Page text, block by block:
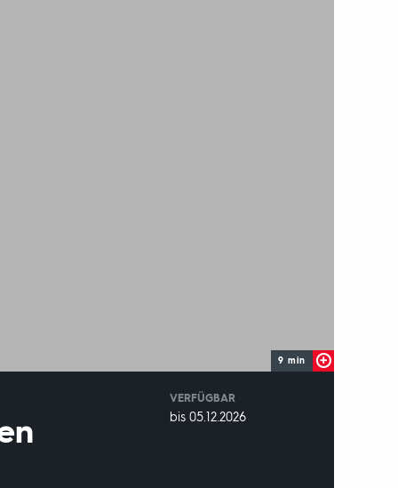
9 min
VERFÜGBAR
weltweit
VERFÜGBAR
bis 05.12.2026